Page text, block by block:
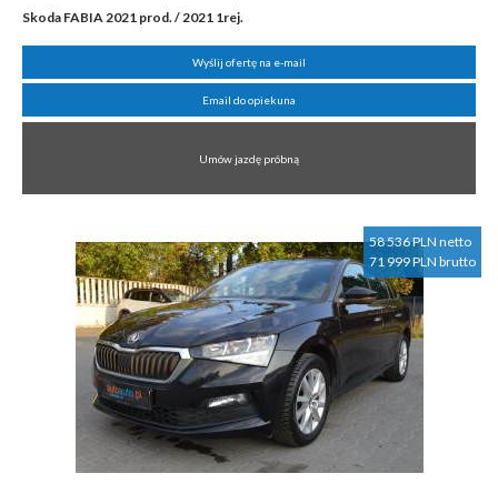
Skoda FABIA 2021 prod. / 2021 1rej.
Wyślij ofertę na e-mail
Email do opiekuna
Umów jazdę próbną
58 536 PLN netto
71 999 PLN brutto